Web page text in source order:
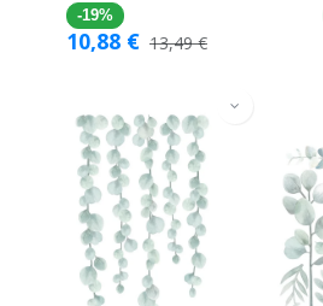
-19%
10,88 € 13,49€